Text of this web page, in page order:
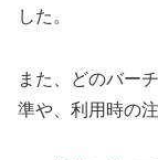
した。
また、どのバー
準や、利用時の